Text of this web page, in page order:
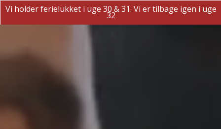
Vi holder ferielukket i uge 30 & 31. Vi er tilbage igen i uge
32